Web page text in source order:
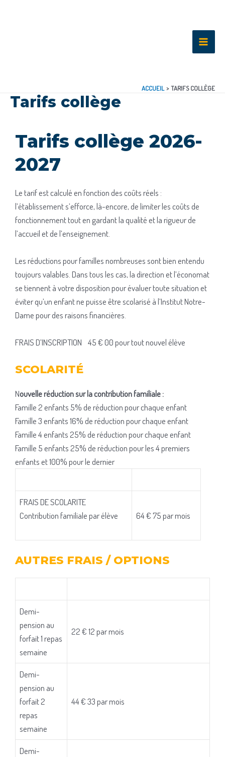
ACCUEIL TARIFS COLLÈGE
Tarifs collège
Tarifs collège 2026-
2027
Le tarif est calculé en fonction des coûts réels :
l’établissement s’efforce, là-encore, de limiter les coûts de
fonctionnement tout en gardant la qualité et la rigueur de
l’accueil et de l’enseignement.
Les réductions pour familles nombreuses sont bien entendu
toujours valables. Dans tous les cas, la direction et l’économat
se tiennent à votre disposition pour évaluer toute situation et
éviter qu’un enfant ne puisse être scolarisé à l’Institut Notre-
Dame pour des raisons financières.
FRAIS D’INSCRIPTION 45 € 00 pour tout nouvel élève
SCOLARITÉ
Nouvelle réduction sur la contribution familiale :
Famille 2 enfants 5% de réduction pour chaque enfant
Famille 3 enfants 16% de réduction pour chaque enfant
Famille 4 enfants 25% de réduction pour chaque enfant
Famille 5 enfants 25% de réduction pour les 4 premiers
enfants et 100% pour le dernier
FRAIS DE SCOLARITE
Contribution familiale par élève
64 € 75 par mois
AUTRES FRAIS / OPTIONS
Demi-
pension au
forfait 1 repas
semaine
22 € 12 par mois
Demi-
pension au
forfait 2
repas
semaine
44 € 33 par mois
Demi-